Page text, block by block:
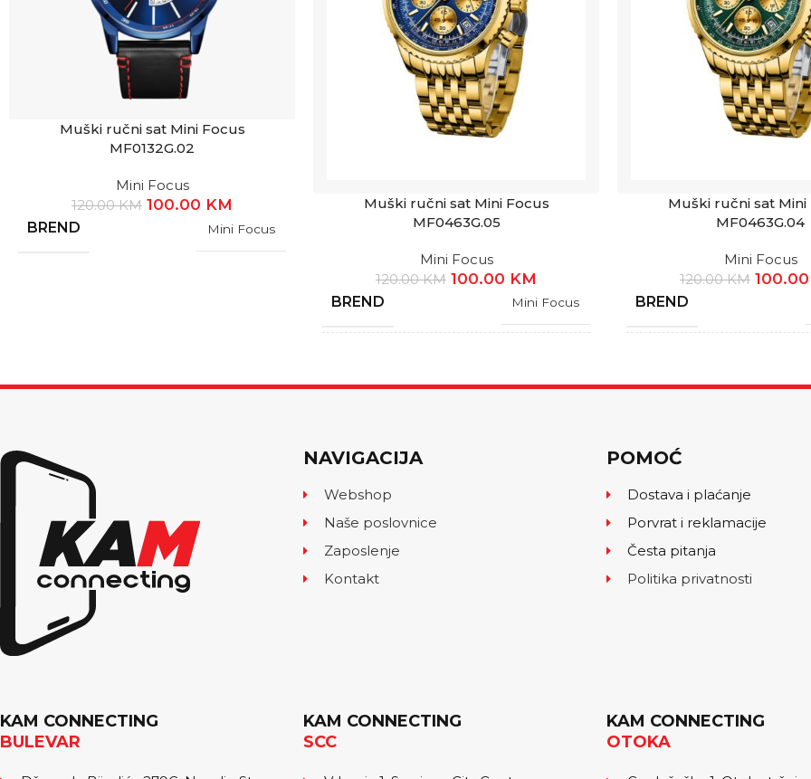
Muški ručni sat Mini Focus
MF0132G.02
Mini Focus
120.00KM 100.00 KM
BREND Mini Focus
Muški ručni sat Mini Focus
MF0463G.05
Mini Focus
120.00KM 100.00 KM
BREND Mini Focus
Muški ručni sat Mini
MF0463G.04
Mini Focus
120.00KM
BREND
NAVIGACIJA
Webshop
Naše poslovnice
Zaposlenje
Kontakt
POMOĆ
Dostava i plaćanje
Porvrat i reklamacije
Česta pitanja
Politika privatnosti
KAM CONNECTING
BULEVAR
KAM CONNECTING
SCC
KAM CONNECTING
OTOKA